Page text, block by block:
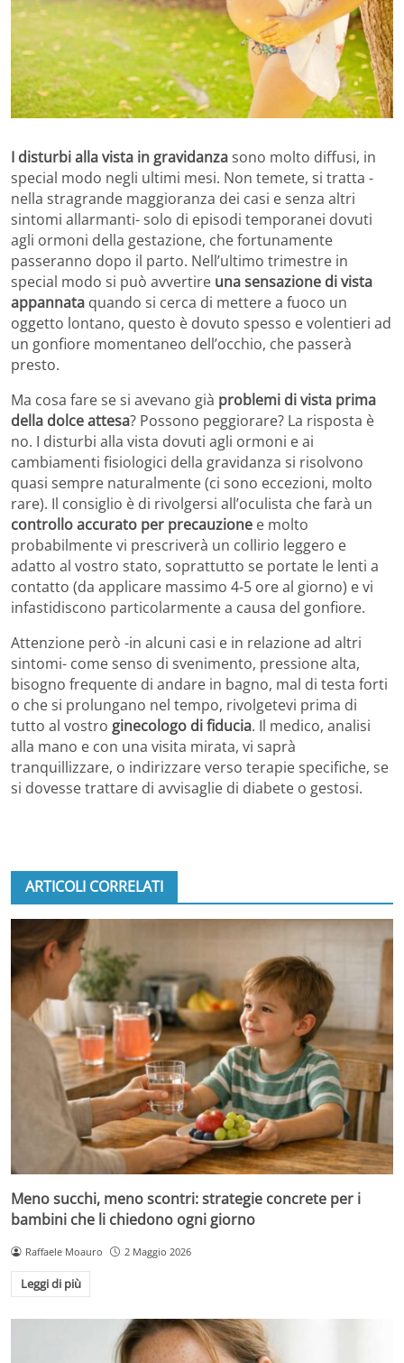
I disturbi alla vista in gravidanzasono molto diffusi, in
special modo negli ultimi mesi. Non temete, si tratta -
nella stragrande maggioranza dei casi e senza altri
sintomi allarmanti- solo di episodi temporanei dovuti
agli ormoni della gestazione, che fortunamente
passeranno dopo il parto. Nell’ultimo trimestre in
special modo si può avvertire una sensazione di vista
appannata quando si cerca di mettere a fuoco un
oggetto lontano, questo è dovuto spesso e volentieri ad
un gonfiore momentaneo dell’occhio, che passerà
presto.
Ma cosa fare se si avevano già problemi di vista prima
della dolce attesa? Possono peggiorare? La risposta è
no. I disturbi alla vista dovuti agli ormoni e ai
cambiamenti fisiologici della gravidanza si risolvono
quasi sempre naturalmente (ci sono eccezioni, molto
rare). Il consiglio è di rivolgersi all’oculista che farà un
controllo accurato per precauzione e molto
probabilmente vi prescriverà un collirio leggero e
adatto al vostro stato, soprattutto se portate le lenti a
contatto (da applicare massimo 4-5 ore al giorno) e vi
infastidiscono particolarmente a causa del gonfiore.
Attenzione però -in alcuni casi e in relazione ad altri
sintomi- come senso di svenimento, pressione alta,
bisogno frequente di andare in bagno, mal di testa forti
o che si prolungano nel tempo, rivolgetevi prima di
tutto al vostro ginecologo di fiducia. Il medico, analisi
alla mano e con una visita mirata, vi saprà
tranquillizzare, o indirizzare verso terapie specifiche, se
si dovesse trattare di avvisaglie di diabete o gestosi.
ARTICOLI CORRELATI
Meno succhi, meno scontri: strategie concrete per i
bambini che li chiedono ogni giorno
Raffaele Moauro 2 Maggio 2026
Leggi di più